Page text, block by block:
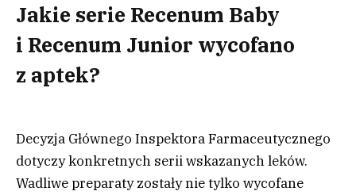
Jakie serie Recenum Baby
i Recenum Junior wycofano
z aptek?
Decyzja Głównego Inspektora Farmaceutycznego
dotyczy konkretnych serii wskazanych leków.
Wadliwe preparaty zostały nie tylko wycofane